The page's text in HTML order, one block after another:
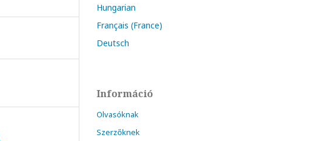
Hungarian
Français (France)
Deutsch
Információ
Olvasóknak
Szerzőknek